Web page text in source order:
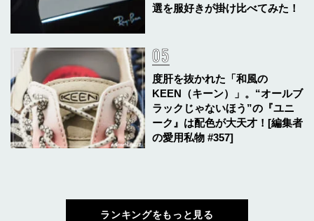
選を服好きが掛け比べてみた！
度肝を抜かれた「和風の
KEEN（キーン）」。“オールブ
ラックじゃないほう”の『ユニ
ーク』は配色が大天才！[編集者
の愛用私物 #357]
ランキングをもっと見る